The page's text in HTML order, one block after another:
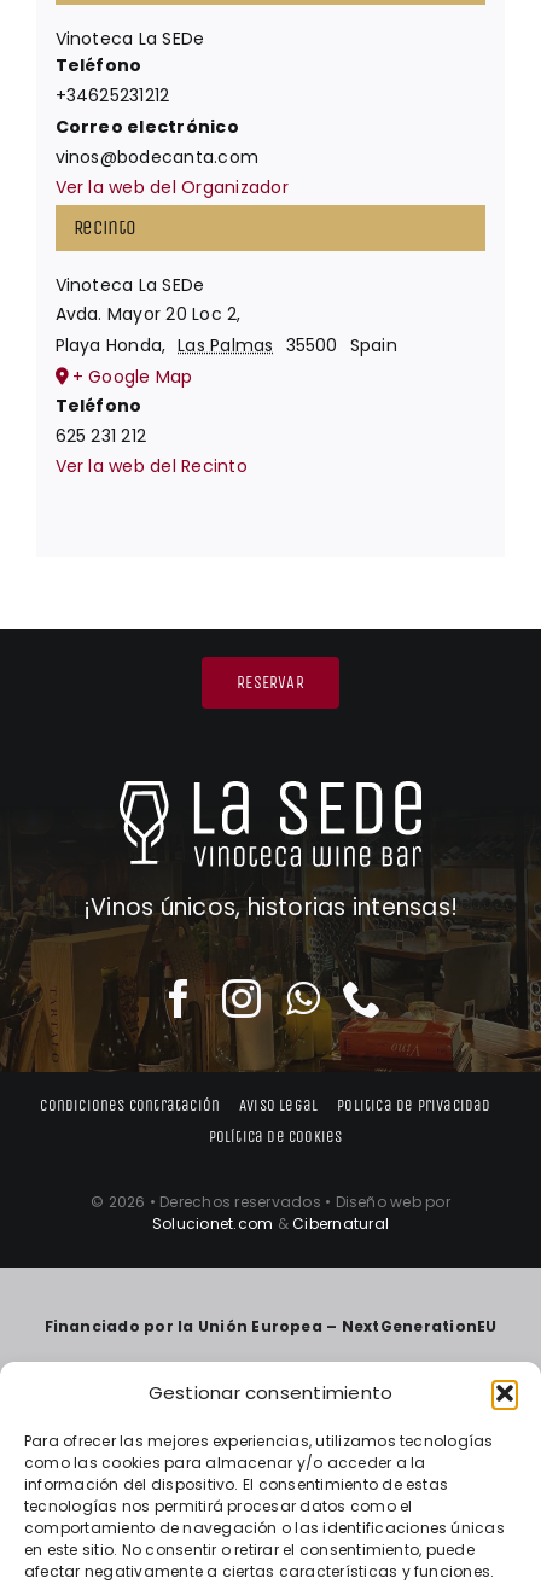
Gestionar consentimiento
Para ofrecer las mejores experiencias, utilizamos tecnologías
como las cookies para almacenar y/o acceder a la
información del dispositivo. El consentimiento de estas
tecnologías nos permitirá procesar datos como el
comportamiento de navegación o las identificaciones únicas
en este sitio. No consentir o retirar el consentimiento, puede
afectar negativamente a ciertas características y funciones.
Recinto
Vinoteca La SEDe
Avda. Mayor 20 Loc 2,
Playa Honda, Las Palmas 35500 Spain
+ Google Map
Teléfono
625 231 212
Ver la web del Recinto
Vinoteca La SEDe
Teléfono
+34625231212
Correo electrónico
vinos@bodecanta.com
Ver la web del Organizador
RESERVAR
¡Vinos únicos, historias intensas!
Condiciones contratación Aviso legal
Politica de privacidad
Política de cookies
© 2026 • Derechos reservados • Diseño web por
Solucionet.com &Cibernatural
Financiado por la Unión Europea – NextGenerationEU